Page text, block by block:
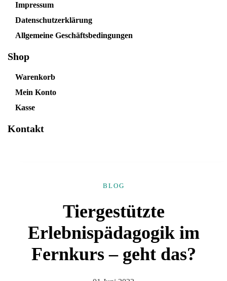
Impressum
Datenschutzerklärung
Allgemeine Geschäftsbedingungen
Shop
Warenkorb
Mein Konto
Kasse
Kontakt
BLOG
Tiergestützte
Erlebnispädagogik im
Fernkurs – geht das?